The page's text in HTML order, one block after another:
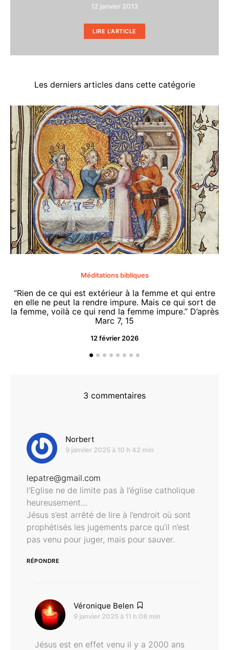
12 janvier 2013
LIRE L'ARTICLE
Les derniers articles dans cette catégorie
Méditations bibliques
“Rien de ce qui est extérieur à la femme et qui entre
en elle ne peut la rendre impure. Mais ce qui sort de
la femme, voilà ce qui rend la femme impure.” D’après
Marc 7, 15
12 février 2026
3 commentaires
Norbert
9 janvier 2025 à 10 h 42 min
lepatre@gmail.com
l’Eglise ne de limite pas à l’église catholique
heureusement…
Jésus s’est arrêté de lire à l’endroit où sont
prophétisés les jugements parce qu’il n’est
pas venu pour juger, mais pour sauver.
RÉPONDRE
Véronique Belen
9 janvier 2025 à 11 h 08 min
Jésus est en effet venu il y a 2000 ans